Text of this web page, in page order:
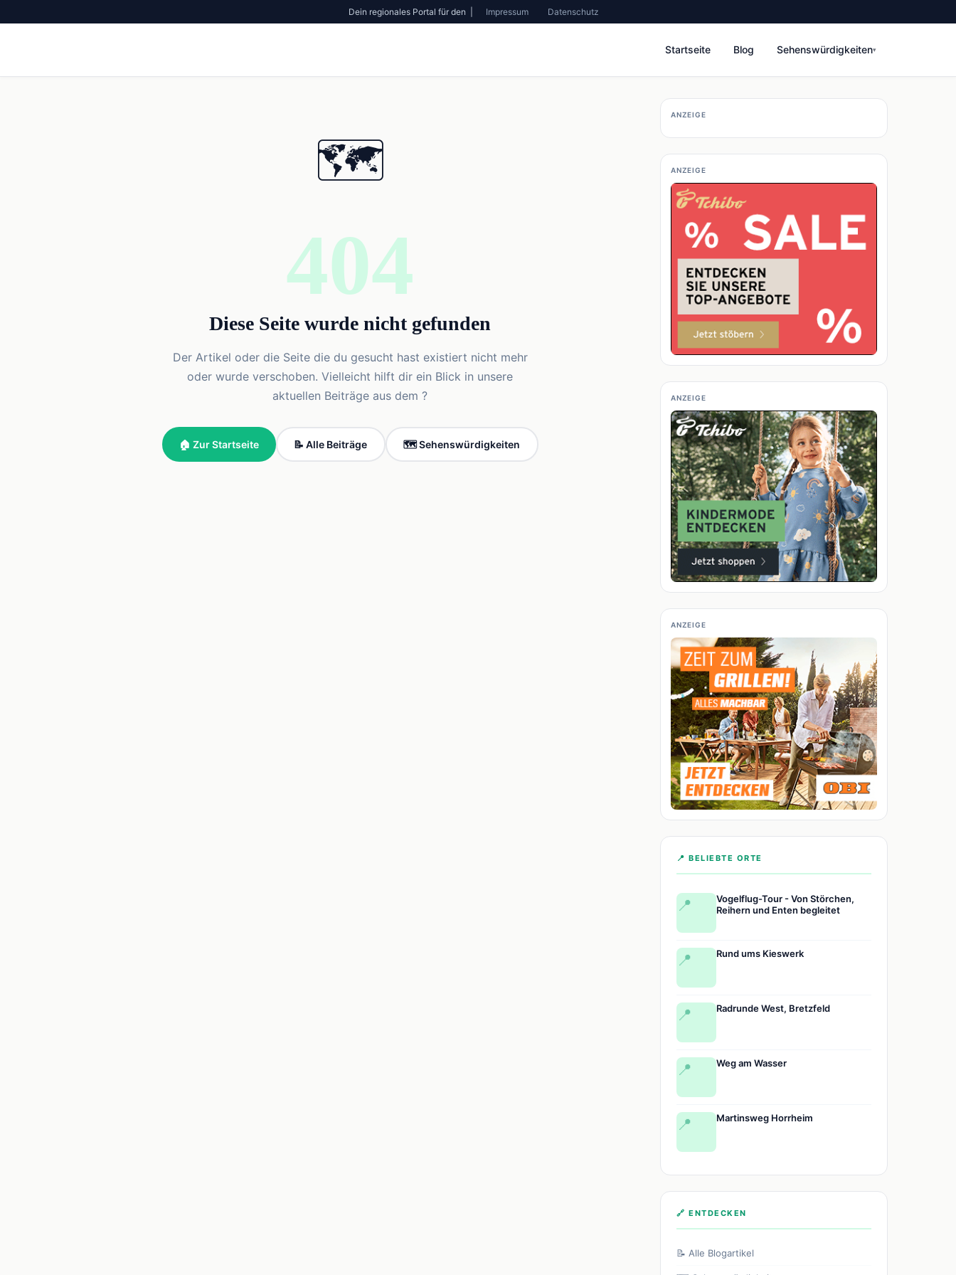
Dein regionales Portal für den | Impressum Datenschutz
Startseite Blog Sehenswürdigkeiten▾
ANZEIGE
ANZEIGE
ANZEIGE
ANZEIGE
📍 BELIEBTE ORTE
📍
Vogelflug-Tour - Von Störchen,
Reihern und Enten begleitet
📍 Rund ums Kieswerk
📍 Radrunde West, Bretzfeld
📍 Weg am Wasser
📍 Martinsweg Horrheim
🔗 ENTDECKEN
📝 Alle Blogartikel
🗺️
404
Diese Seite wurde nicht gefunden
Der Artikel oder die Seite die du gesucht hast existiert nicht mehr
oder wurde verschoben. Vielleicht hilft dir ein Blick in unsere
aktuellen Beiträge aus dem ?
🏠 Zur Startseite 📝 Alle Beiträge 🗺️ Sehenswürdigkeiten